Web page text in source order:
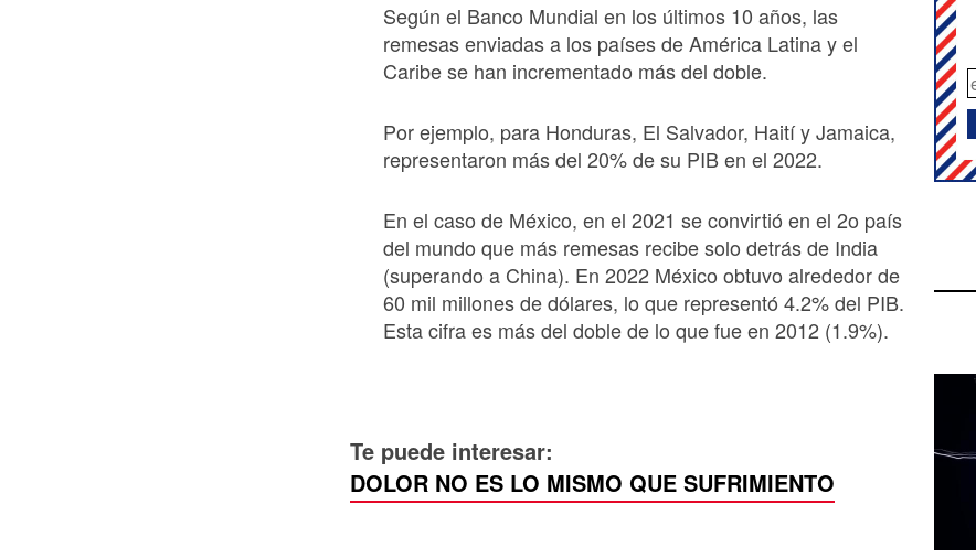
Según el Banco Mundial en los últimos 10 años, las
remesas enviadas a los países de América Latina y el
Caribe se han incrementado más del doble.
Por ejemplo, para Honduras, El Salvador, Haití y Jamaica,
representaron más del 20% de su PIB en el 2022.
En el caso de México, en el 2021 se convirtió en el 2o país
del mundo que más remesas recibe solo detrás de India
(superando a China). En 2022 México obtuvo alrededor de
60 mil millones de dólares, lo que representó 4.2% del PIB.
Esta cifra es más del doble de lo que fue en 2012 (1.9%).
Te puede interesar:
DOLOR NO ES LO MISMO QUE SUFRIMIENTO